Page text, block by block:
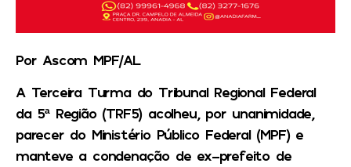
Por Ascom MPF/AL
A Terceira Turma do Tribunal Regional Federal
da 5ª Região (TRF5) acolheu, por unanimidade,
parecer do Ministério Público Federal (MPF) e
manteve a condenação de ex-prefeito de